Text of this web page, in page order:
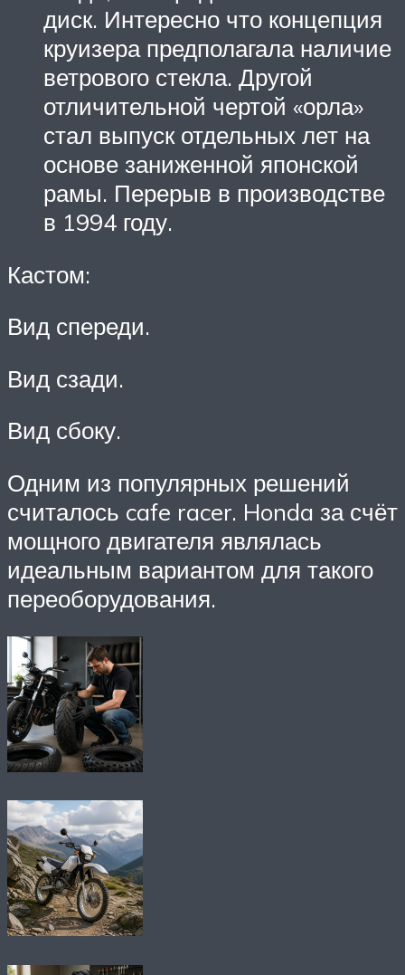
диск. Интересно что концепция
круизера предполагала наличие
ветрового стекла. Другой
отличительной чертой «орла»
стал выпуск отдельных лет на
основе заниженной японской
рамы. Перерыв в производстве
в 1994 году.
Кастом:
Вид спереди.
Вид сзади.
Вид сбоку.
Одним из популярных решений
считалось cafe racer. Honda за счёт
мощного двигателя являлась
идеальным вариантом для такого
переоборудования.